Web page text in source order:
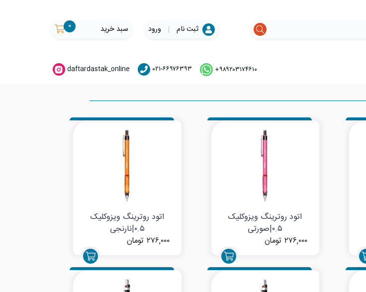
ثبت نام ورود سبد خرید ۰
+۹۸۹۲۰۳۱۷۴۶۱۰ ۰۲۱-۶۶۹۷۶۳۹۳ daftardastak_online
اتود روترینگ ویزوکلیک
۰.۵|صورتی
۲۷۶,۰۰۰ تومان
اتود روترینگ ویزوکلیک
۰.۵|نارنجی
۲۷۶,۰۰۰ تومان